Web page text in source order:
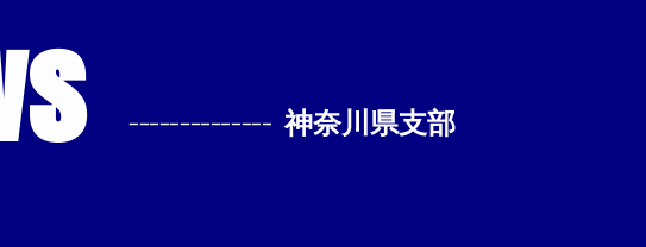
-------------- 神奈川県支部